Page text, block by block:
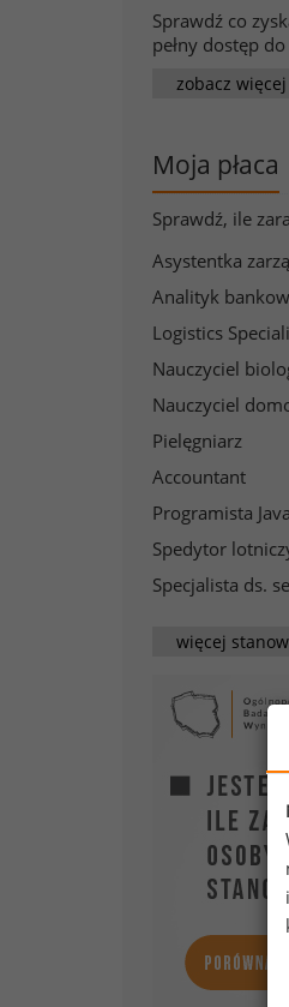
Sprawdź co
pełny dostęp
zobacz więcej
Moja płaca
Sprawdź, ile
Asystentka
Analityk
Logistics
Nauczyciel
Nauczyciel
Pielęgniarz
Accountant
Programista Java
Spedytor
Specjalista ds.
więcej